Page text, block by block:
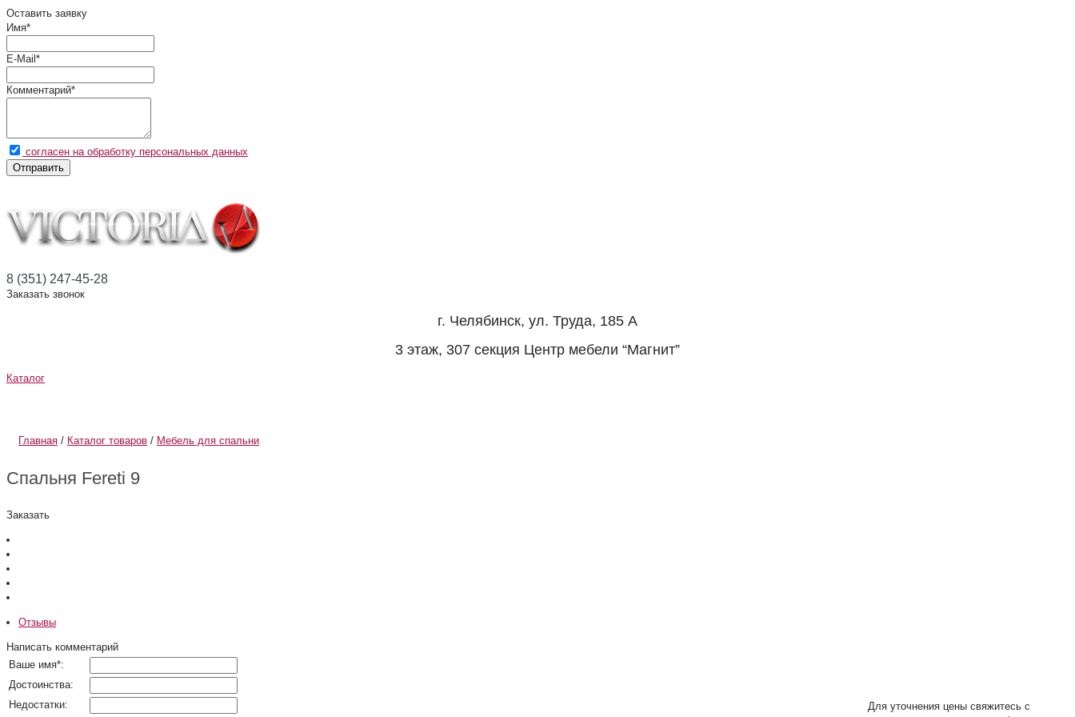
Оставить заявку
Имя*
E-Mail *
Комментарий*
согласен на обработку персональных данных
Отправить
8 (351) 247-45-28
Заказать звонок
г. Челябинск, ул. Труда, 185 А
3 этаж, 307 секция Центр мебели “Магнит”
Каталог
Главная / Каталог товаров / Мебель для спальни
Спальня Fereti 9
Заказать
Для уточнения цены свяжитесь с
Отзывы
Написать комментарий
Ваше имя*:
Достоинства:
Недостатки: